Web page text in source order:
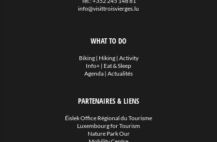
info@visittroisvierges.lu
WHAT TO DO
Biking| Hiking| Activity
Info+ | Eat & Sleep
Agenda | Actualités
PARTENAIRES & LIENS
Éislek Office Régional du Tourisme
Luxembourg for Tourism
Nature Park Our